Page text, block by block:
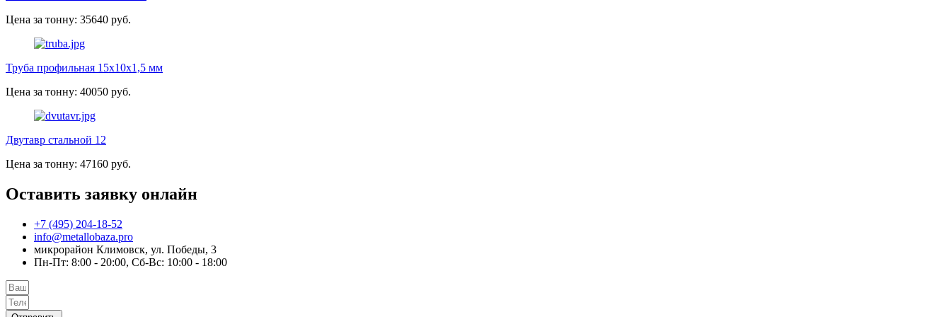
Цена за тонну: 35640 руб.
Труба профильная 15х10х1,5 мм
Цена за тонну: 40050 руб.
Двутавр стальной 12
Цена за тонну: 47160 руб.
Оставить заявку онлайн
+7 (495) 204-18-52
info@metallobaza.pro
микрорайон Климовск, ул. Победы, 3
Пн-Пт: 8:00 - 20:00, Сб-Вс: 10:00 - 18:00